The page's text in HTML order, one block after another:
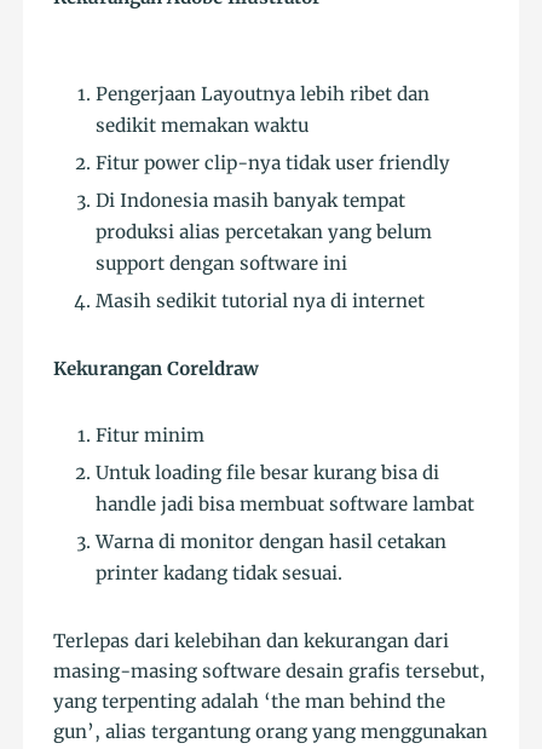
Pengerjaan Layoutnya lebih ribet dan
sedikit memakan waktu
Fitur power clip-nya tidak user friendly
Di Indonesia masih banyak tempat
produksi alias percetakan yang belum
support dengan software ini
Masih sedikit tutorial nya di internet
Kekurangan Coreldraw
Fitur minim
Untuk loading file besar kurang bisa di
handle jadi bisa membuat software lambat
Warna di monitor dengan hasil cetakan
printer kadang tidak sesuai.
Terlepas dari kelebihan dan kekurangan dari
masing-masing software desain grafis tersebut,
yang terpenting adalah ‘the man behind the
gun’, alias tergantung orang yang menggunakan